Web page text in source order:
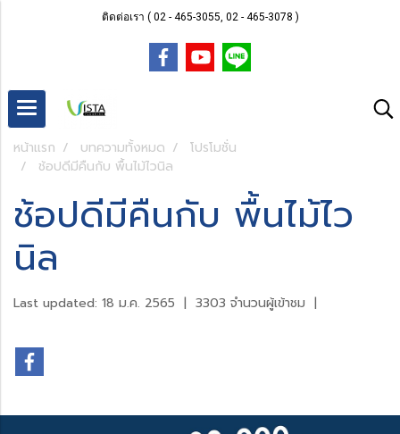
ติดต่อเรา ( 02 - 465-3055, 02 - 465-3078 )
หน้าแรก บทความทั้งหมด
โปรโมชั่น
ช้อปดีมีคืนกับ พื้นไม้ไวนิล
ช้อปดีมีคืนกับ พื้นไม้ไว
นิล
Last updated: 18 ม.ค. 2565 | 3303 จำนวนผู้เข้าชม |